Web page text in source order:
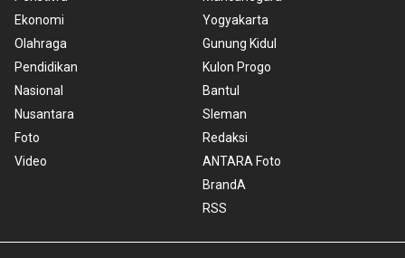
Ekonomi
Olahraga
Pendidikan
Nasional
Nusantara
Foto
Video
Yogyakarta
Gunung Kidul
Kulon Progo
Bantul
Sleman
Redaksi
ANTARA Foto
BrandA
RSS